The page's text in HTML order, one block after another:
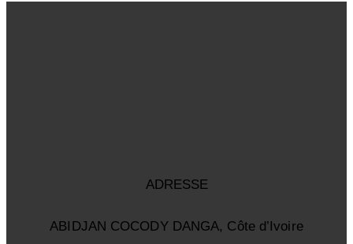
ADRESSE
ABIDJAN COCODY DANGA, Côte d’Ivoire